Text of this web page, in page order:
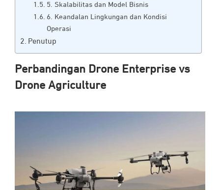
5. Skalabilitas dan Model Bisnis
6. Keandalan Lingkungan dan Kondisi
Operasi
Penutup
Perbandingan Drone Enterprise vs
Drone Agriculture